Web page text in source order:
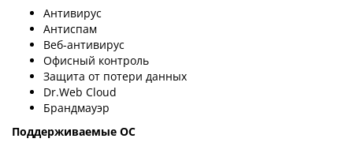
Антивирус
Антиспам
Веб-антивирус
Офисный контроль
Защита от потери данных
Dr.Web Cloud
Брандмауэр
Поддерживаемые ОС